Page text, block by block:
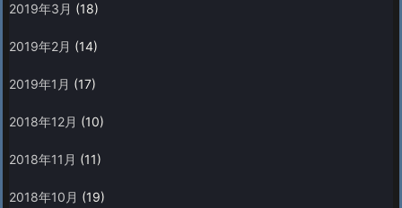
2019年3月 (18)
2019年2月 (14)
2019年1月 (17)
2018年12月 (10)
2018年11月 (11)
2018年10月 (19)